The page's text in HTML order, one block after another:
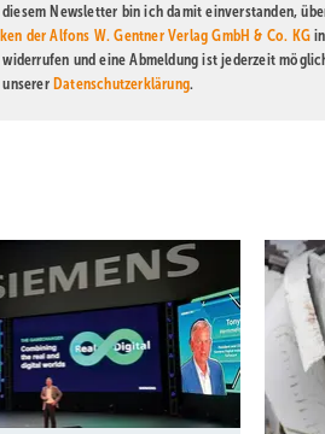
Newsletter bin ich damit einverstanden,
der Alfons W. Gentner Verlag GmbH & Co. KG
und eine Abmeldung ist jederzeit
Datenschutzerklärung.